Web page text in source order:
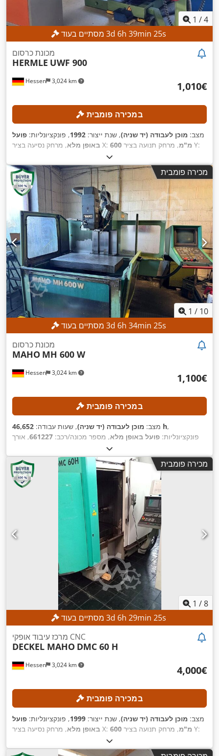
1 /4
3d 6h 39min 23s
Hessen 3,024 km
מכונת כרסום
HERMLE UWF 900
‏1,010 ‏€
במכירה פומבית
מצב: מוכן לעבודה (יד שניה), שנת ייצור: 1992, פונקציונליות: פועל
באופן מלא , מרחק נסיעה בציר X: 600 מ"מ , מרחק תנועה בציר Y:
4,000 סל"ד, דגם בקר:Heidenhain 407,
מכירה פומבית
1 / 10
3d 6h 34min 23s
Hessen 3,024 km
מכונת כרסום
MAHO MH 600 W
‏1,100 ‏€
במכירה פומבית
מצב: מוכן לעבודה (יד שניה), שעות עבודה: 46,652 h,
פונקציונליות: פועל באופן מלא, מספר מכונה/רכב: 661227, אורך
600 מ"מ
ציר Z:
400 מ"מ, מהירות ציר (מקסימלית):4,000 סל"ד , כוח:5.5
קילוואט (7.48 כ"ס), מכירה פומבית
1 /8
3d 6h 29min 23s
Hessen 3,024 km
מרכז עיבוד אופקי CNC
DECKEL MAHO DMC 60 H
‏4,000 ‏€
במכירה פומבית
מצב: מוכן לעבודה (יד שניה), שנת ייצור: 1999, פונקציונליות: פועל
באופן מלא , מרחק נסיעה בציר X: 600 מ"מ , מרחק תנועה בציר Y:
(מקס'):600 ק"ג , מספר חריצים במאגזין הכלים:60, זווית סיבוב ציר